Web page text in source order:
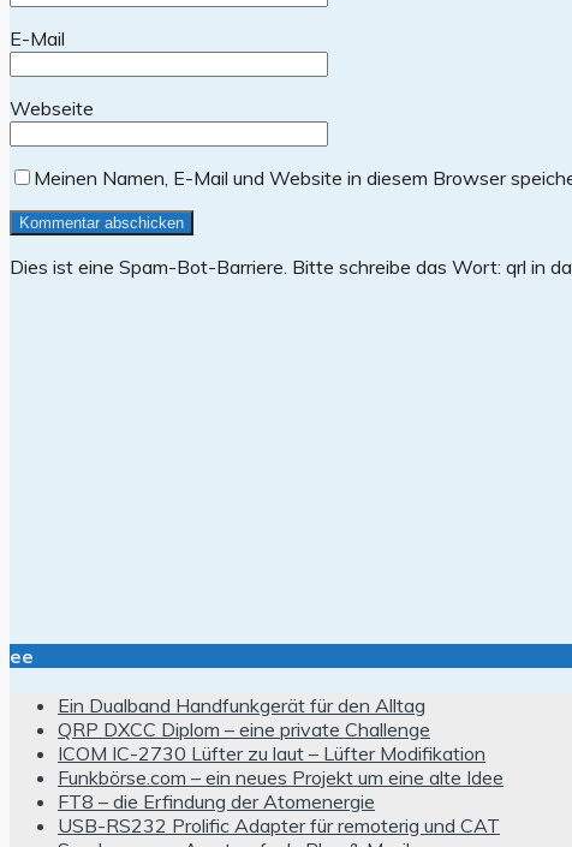
E-Mail
Webseite
Meinen Namen, E-Mail und Website in diesem Browser
Dies ist eine Spam-Bot-Barriere. Bitte schreibe das Wort: qrl in
ee
Ein Dualband Handfunkgerät für den Alltag
QRP DXCC Diplom – eine private Challenge
ICOM IC-2730 Lüfter zu laut – Lüfter Modifikation
Funkbörse.com – ein neues Projekt um eine alte Idee
FT8 – die Erfindung der Atomenergie
USB-RS232 Prolific Adapter für remoterig und CAT